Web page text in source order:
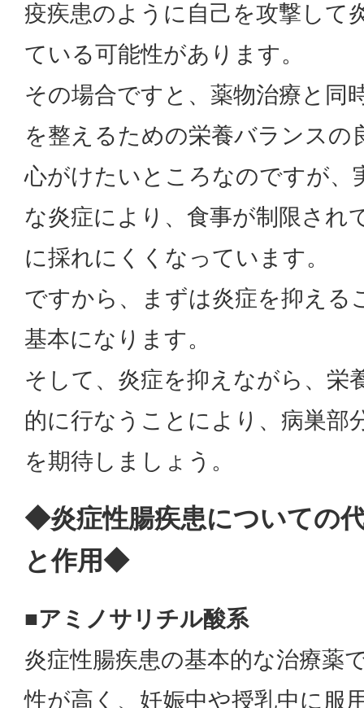
疫疾患のように自己を攻撃して
ている可能性があります。
その場合ですと、薬物治療と同
を整えるための栄養バランスの
心がけたいところなのですが、
な炎症により、食事が制限され
に採れにくくなっています。
ですから、まずは炎症を抑える
基本になります。
そして、炎症を抑えながら、栄
的に行なうことにより、病巣部
を期待しましょう。
◆炎症性腸疾患についての
と作用◆
■アミノサリチル酸系
炎症性腸疾患の基本的な治療薬
性が高く、妊娠中や授乳中に服